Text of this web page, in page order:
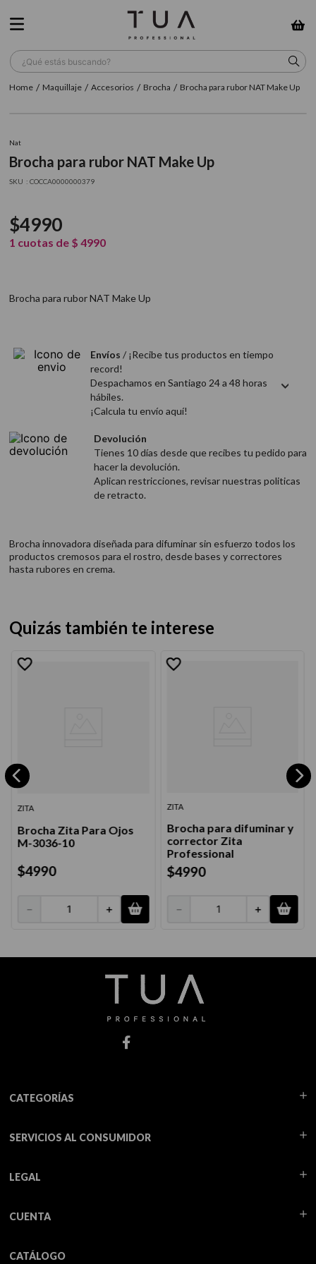
¿Qué estás buscando?
Maquillaje Accesorios Brocha Brocha para rubor NAT Make Up
Nat
Brocha para rubor NAT Make Up
: COCCA0000000379
$4990
1 cuotas de $ 4990
Brocha para rubor NAT Make Up
Envíos / ¡Recibe tus productos en tiempo
record!
Despachamos en Santiago 24 a 48 horas
hábiles.
¡Calcula tu envío aquí!
Devolución
Tienes 10 días desde que recibes tu pedido para
hacer la devolución.
Aplican restricciones, revisar nuestras politicas
de retracto.
Brocha innovadora diseñada para difuminar sin esfuerzo todos los
productos cremosos para el rostro, desde bases y correctores
hasta rubores en crema.
Quizás también te interese
ZITA
Brocha Zita Para Ojos
M-3036-10
$4990
＋
－
ZITA
Brocha para difuminar y
corrector Zita
Professional
$4990
＋
－
CATEGORÍAS
SERVICIOS AL CONSUMIDOR
LEGAL
CUENTA
CATÁLOGO
TÉRMINOS MÁS BUSCADOS
5. cepillo
6. gama
8. loreal
10 protector térmico